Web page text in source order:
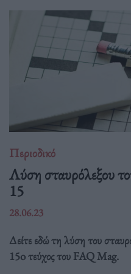
Περιοδικό
Λύση σταυρόλεξου
15
28.06.23
Δείτε εδώ τη λύση του
15o τεύχος του FAQ Mag.